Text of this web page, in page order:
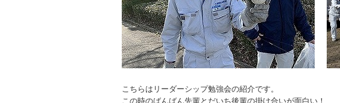
こちらはリーダーシップ勉強会の紹介です。
この時のばんばん先輩とだいち後輩の掛け合いが面白い！